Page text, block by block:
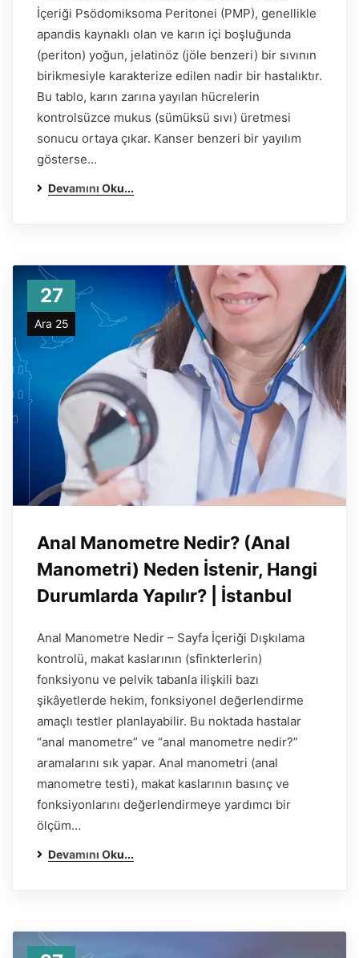
İçeriği Psödomiksoma Peritonei (PMP), genellikle
apandis kaynaklı olan ve karın içi boşluğunda
(periton) yoğun, jelatinöz (jöle benzeri) bir sıvının
birikmesiyle karakterize edilen nadir bir hastalıktır.
Bu tablo, karın zarına yayılan hücrelerin
kontrolsüzce mukus (sümüksü sıvı) üretmesi
sonucu ortaya çıkar. Kanser benzeri bir yayılım
gösterse…
Devamını Oku...
27
Ara 25
Anal Manometre Nedir? (Anal
Manometri) Neden İstenir, Hangi
Durumlarda Yapılır? | İstanbul
Anal Manometre Nedir – Sayfa İçeriği Dışkılama
kontrolü, makat kaslarının (sfinkterlerin)
fonksiyonu ve pelvik tabanla ilişkili bazı
şikâyetlerde hekim, fonksiyonel değerlendirme
amaçlı testler planlayabilir. Bu noktada hastalar
“anal manometre” ve “anal manometre nedir?”
aramalarını sık yapar. Anal manometri (anal
manometre testi), makat kaslarının basınç ve
fonksiyonlarını değerlendirmeye yardımcı bir
ölçüm…
Devamını Oku...